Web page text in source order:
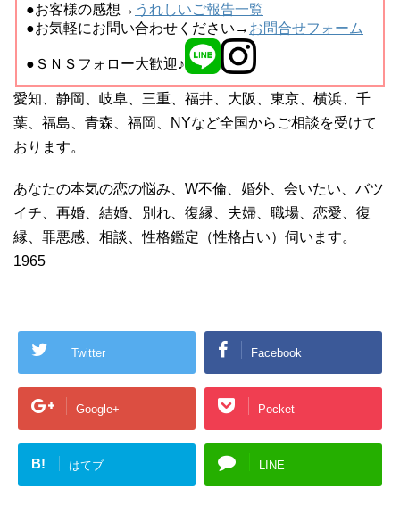
●お客様の感想→ うれしいご報告一覧
●お気軽にお問い合わせください→ お問合せフォーム
●ＳＮＳフォロー大歓迎♪
愛知、静岡、岐阜、三重、福井、大阪、東京、横浜、千
葉、福島、青森、福岡、NYなど全国からご相談を受けて
おります。
あなたの本気の恋の悩み、W不倫、婚外、会いたい、バツ
イチ、再婚、結婚、別れ、復縁、夫婦、職場、恋愛、復
縁、罪悪感、相談、性格鑑定（性格占い）伺います。
1965
Twitter Facebook
Google+ Pocket
B! はてブ LINE